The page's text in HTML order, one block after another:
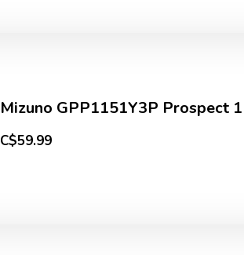
Mizuno GPP1151Y3P Prospect
C$59.99